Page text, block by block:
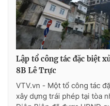
Thị trường 24h
VTV4
VTV9
Liên hệ tòa soạn
Lập tổ công tác đặc biệt
8B Lê Trực
VTV.vn - Một tổ công tác
xây dựng trái phép tại tòa